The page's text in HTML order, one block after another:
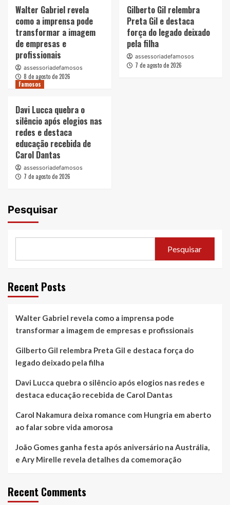
Walter Gabriel revela
como a imprensa pode
transformar a imagem
de empresas e
profissionais
assessoriadefamosos
8 de agosto de 2026
Gilberto Gil relembra
Preta Gil e destaca
força do legado deixado
pela filha
assessoriadefamosos
7 de agosto de 2026
Famosos
Davi Lucca quebra o
silêncio após elogios nas
redes e destaca
educação recebida de
Carol Dantas
assessoriadefamosos
7 de agosto de 2026
Pesquisar
Pesquisar
Recent Posts
Walter Gabriel revela como a imprensa pode
transformar a imagem de empresas e profissionais
Gilberto Gil relembra Preta Gil e destaca força do
legado deixado pela filha
Davi Lucca quebra o silêncio após elogios nas redes e
destaca educação recebida de Carol Dantas
Carol Nakamura deixa romance com Hungria em aberto
ao falar sobre vida amorosa
João Gomes ganha festa após aniversário na Austrália,
e Ary Mirelle revela detalhes da comemoração
Recent Comments